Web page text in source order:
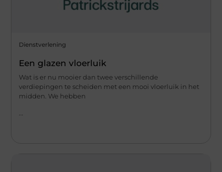
Dienstverlening
Een glazen vloerluik
Wat is er nu mooier dan twee verschillende
verdiepingen te scheiden met een mooi vloerluik in het
midden. We hebben